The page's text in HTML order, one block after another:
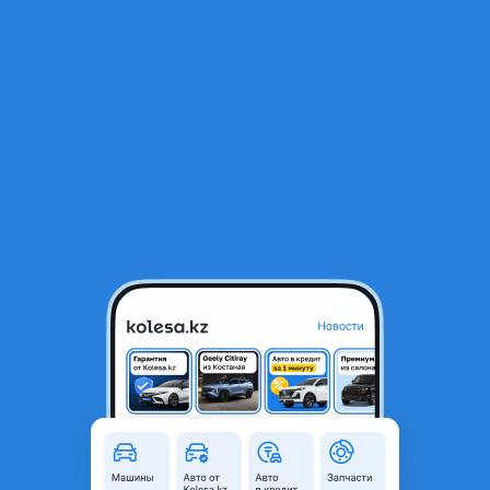
Рулевая рейка BMW X5 E53 без сервотроника, 2001-2003
Алматы, Алматинская
область